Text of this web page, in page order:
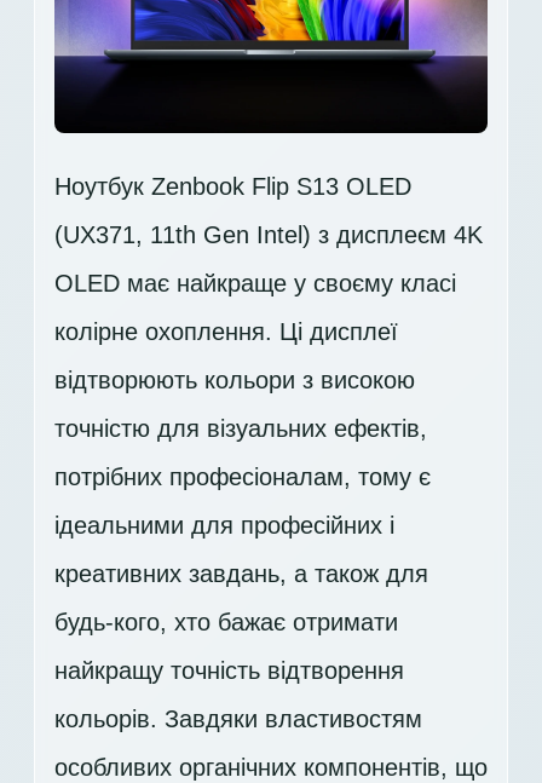
Ноутбук Zenbook Flip S13 OLED
(UX371, 11th Gen Intel) з дисплеєм 4K
OLED має найкраще у своєму класі
колірне охоплення. Ці дисплеї
відтворюють кольори з високою
точністю для візуальних ефектів,
потрібних професіоналам, тому є
ідеальними для професійних і
креативних завдань, а також для
будь-кого, хто бажає отримати
найкращу точність відтворення
кольорів. Завдяки властивостям
особливих органічних компонентів, що